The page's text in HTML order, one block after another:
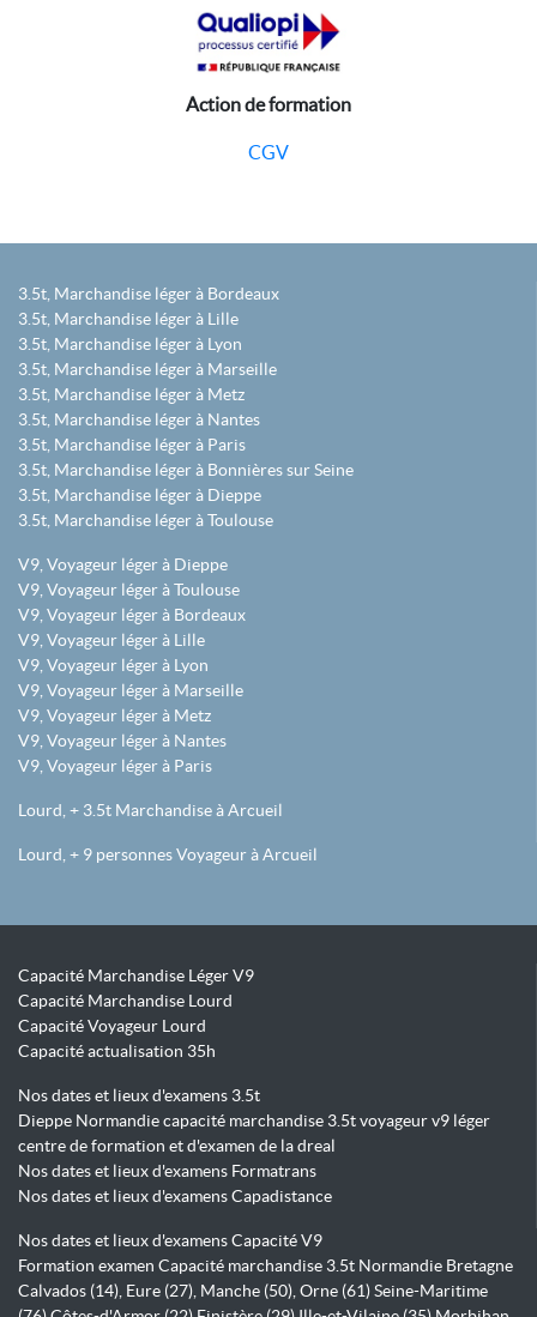
Action de formation
CGV
3.5t, Marchandise léger à Bordeaux
3.5t, Marchandise léger à Lille
3.5t, Marchandise léger à Lyon
3.5t, Marchandise léger à Marseille
3.5t, Marchandise léger à Metz
3.5t, Marchandise léger à Nantes
3.5t, Marchandise léger à Paris
3.5t, Marchandise léger à Bonnières sur Seine
3.5t, Marchandise léger à Dieppe
3.5t, Marchandise léger à Toulouse
V9, Voyageur léger à Dieppe
V9, Voyageur léger à Toulouse
V9, Voyageur léger à Bordeaux
V9, Voyageur léger à Lille
V9, Voyageur léger à Lyon
V9, Voyageur léger à Marseille
V9, Voyageur léger à Metz
V9, Voyageur léger à Nantes
V9, Voyageur léger à Paris
Lourd, + 3.5t Marchandise à Arcueil
Lourd, + 9 personnes Voyageur à Arcueil
Capacité Marchandise Léger V9
Capacité Marchandise Lourd
Capacité Voyageur Lourd
Capacité actualisation 35h
Nos dates et lieux d'examens 3.5t
Dieppe Normandie capacité marchandise 3.5t voyageur v9 léger
centre de formation et d'examen de la dreal
Nos dates et lieux d'examens Formatrans
Nos dates et lieux d'examens Capadistance
Nos dates et lieux d'examens Capacité V9
Formation examen Capacité marchandise 3.5t Normandie Bretagne
Calvados (14), Eure (27), Manche (50), Orne (61) Seine-Maritime